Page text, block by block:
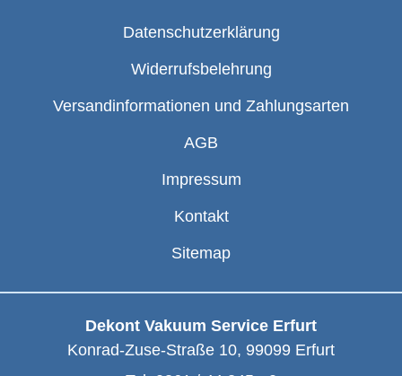
Datenschutzerklärung
Widerrufsbelehrung
Versandinformationen und Zahlungsarten
AGB
Impressum
Kontakt
Sitemap
Dekont Vakuum Service Erfurt
Konrad-Zuse-Straße 10, 99099 Erfurt